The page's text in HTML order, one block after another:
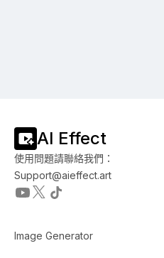
AI Effect
使用問題請聯絡我們：
Support@aieffect.art
Image Generator